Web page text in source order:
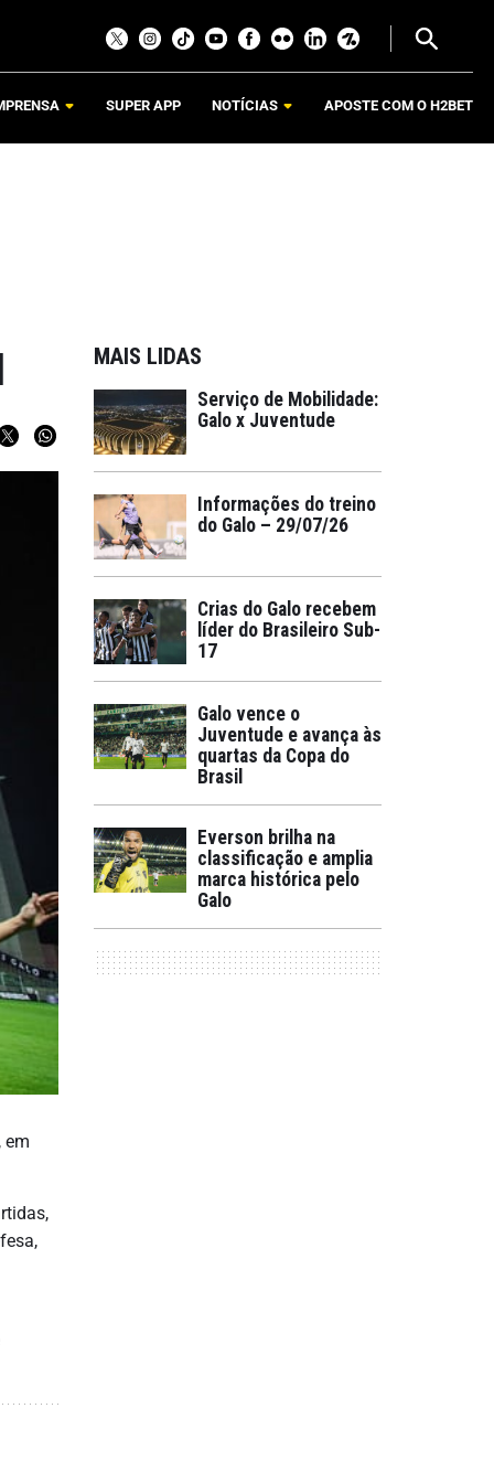
SUPER APP NOTÍCIAS APOSTE COM O H2BET
em
MAIS LIDAS
Serviço de Mobilidade:
Galo x Juventude
Informações do treino
do Galo – 29/07/26
Crias do Galo recebem
líder do Brasileiro Sub-
17
Galo vence o
Juventude e avança às
quartas da Copa do
Brasil
Everson brilha na
classificação e amplia
marca histórica pelo
Galo